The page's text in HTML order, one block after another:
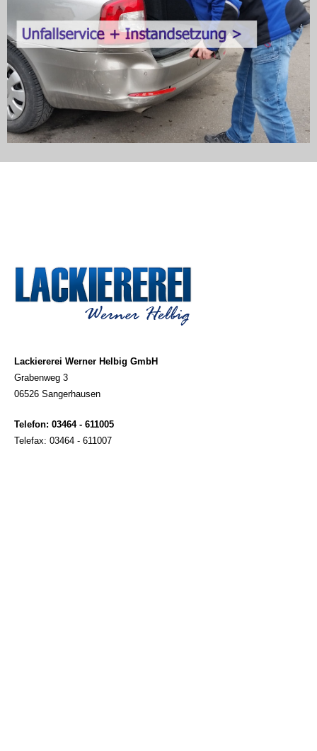
Lackiererei Werner Helbig GmbH
Grabenweg 3
06526 Sangerhausen
Telefon: 03464 - 611005
Telefax: 03464 - 611007